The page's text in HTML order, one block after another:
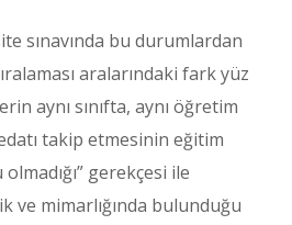
sınavında bu durumlardan
aralarındaki fark yüz
aynı sınıfta, aynı öğretim
takip etmesinin eğitim
gerekçesi ile
ve mimarlığında bulunduğu